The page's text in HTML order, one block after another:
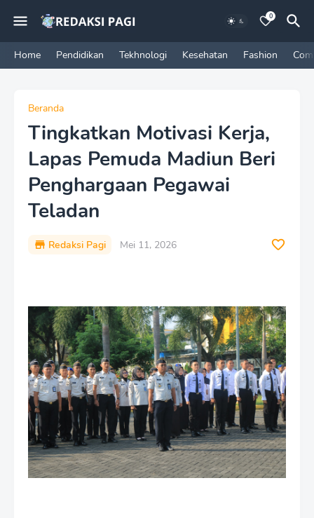
0
Home Pendidikan Tekhnologi Kesehatan Fashion
Beranda
Tingkatkan Motivasi Kerja,
Lapas Pemuda Madiun Beri
Penghargaan Pegawai
Teladan
Redaksi Pagi Mei 11, 2026
m
B
y
R
a
u
s
h
a
n
D